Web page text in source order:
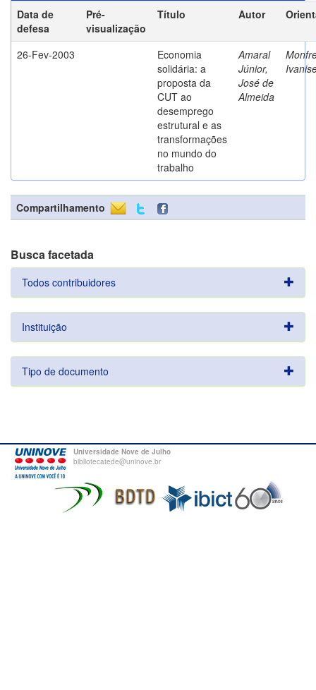
Data de
defesa
Pré-
visualização
Título Autor
26-Fev-2003
Economia
solidária: a
proposta da
CUT ao
desemprego
estrutural e as
transformações
no mundo do
trabalho
Amaral
Júnior,
José de
Almeida
Compartilhamento
Busca facetada
Todos contribuidores
Instituição
Tipo de documento
Universidade Nove de Julho
bibliotecatede@uninove.br